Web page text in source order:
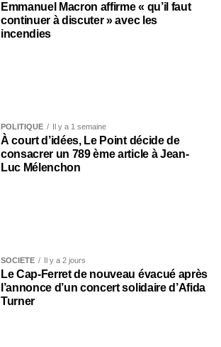
Emmanuel Macron affirme « qu’il faut
continuer à discuter » avec les
incendies
POLITIQUE Il y a 1 semaine
À court d’idées, Le Point décide de
consacrer un 789 ème article à Jean-
Luc Mélenchon
SOCIÉTÉ Il y a 2 jours
Le Cap-Ferret de nouveau évacué après
l’annonce d’un concert solidaire d’Afida
Turner